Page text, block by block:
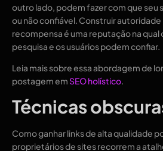
outro lado, podem fazer com que seu
ou não confiável. Construir autoridade
recompensa é uma reputação na qual
pesquisa e os usuários podem confiar.
Leia mais sobre essa abordagem de
postagem emSEO holístico.
Técnicas
Como ganhar links de alta qualidade
proprietários de sites recorrem a